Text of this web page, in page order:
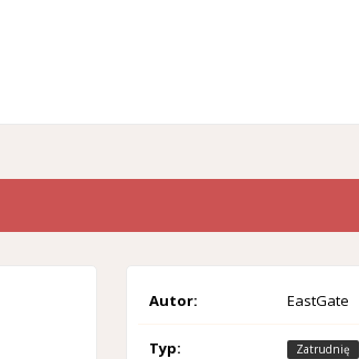
Autor: EastGate
Typ: Zatrudnię